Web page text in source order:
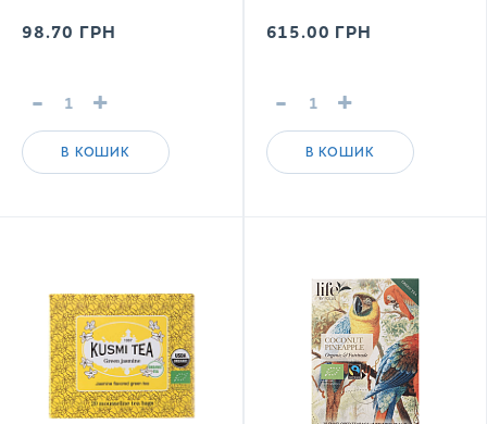
98.70 ГРН
- +
В КОШИК
615.00 ГРН
- +
В КОШИК